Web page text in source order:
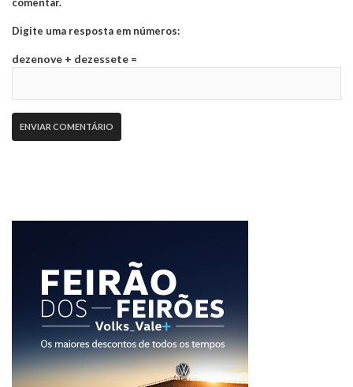
Digite uma resposta em números:
dezenove + dezessete =